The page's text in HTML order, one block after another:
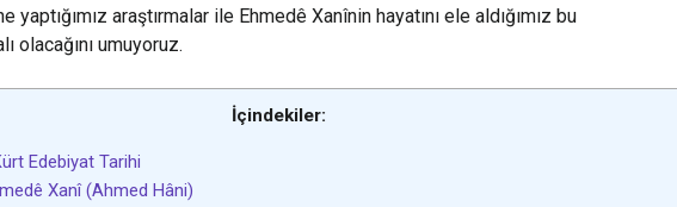
yaptığımız araştırmalar ile Ehmedê Xanînin hayatını ele aldığımız bu
olacağını umuyoruz.
İçindekiler:
Edebiyat Tarihi
Xanî (Ahmed Hâni)